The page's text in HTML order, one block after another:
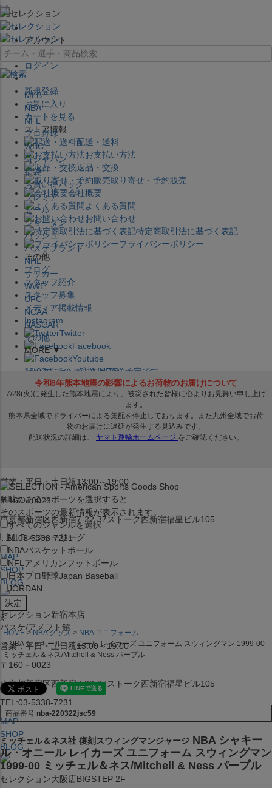
×
アカウント
ログイン
新規登録
お気に入り
カートを見る
ストア情報
配送・送料
お支払い方法
返品・交換
取り寄せ・予約販売
会社概要
よくある質問
お問い合わせ
特定商取引法に基づく表記
プライバシーポリシー
その他
ブログ
スタッフ紹介
スタッフ募集
メディア掲載情報
Instagram
Twitter
Facebook
Youtube
セレクション公式LINE@
営業：平日・土日祝13:00～19:00
〒160－0023
東京都新宿区西新宿7-22-37ストーク西新宿福星ビル105
TEL:03-5338-7231
MAP
SHOP
BLOG
セレクション新宿本店
バスケ/アメフト館
営業：平日・土日祝13:00～19:00
〒160－0023
東京都新宿区西新宿7-22-37ストーク西新宿福星ビル105
TEL:03-5338-7231
MAP
SHOP
BLOG
セレクション大阪店BIGSTEP 2F
MLB
NBA
NFL
プロ野球
WBC
侍ジャパン
福袋
お買い得パック
プレミア
セール
ジョーダン
バッシュ
バスケブランド
NHL
サッカー
WWE
UFC
NCAA
NASCAR
その他
MORE ▼
12:00までのご注文は発送予定です。
在庫品は 1-3営業日内で発送!! ※お取寄せ商品は対象外
興味のあるスポーツを選択すると
そのスポーツの最新情報が表示されます。
すべてのジャンルを選択
MLBメジャーリーグ
NBAバスケットボール
NFL アメリカンフットボール
日本プロ野球Japan Baseball
JORDAN
x
HOME NBA グッズ
NBA ユニフォーム
NBA シャキール・オニール レイカーズ ユニフォーム スウィングマン 1999-00
ミッチェル＆ネス/Mitchell & Ness パープル
商品番号 nba-220322jsc59
ミッチェル＆ネス社 復刻スウィングマンジャージ NBA シャキー
ル・オニール レイカーズ ユニフォーム スウィングマン
1999-00 ミッチェル＆ネス/Mitchell & Ness パープル